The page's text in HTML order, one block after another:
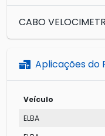
CABO
Aplicações do
Veículo
ELBA